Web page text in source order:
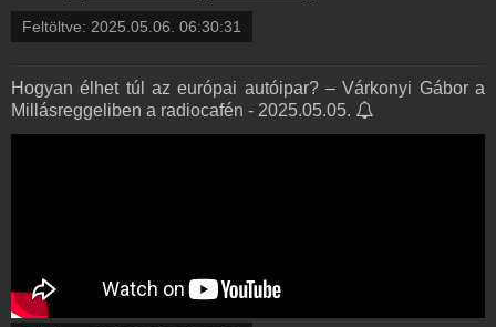
Feltöltve: 2025.05.06. 06:30:31
Hogyan élhet túl az európai autóipar? – Várkonyi Gábor a
Millásreggeliben a radiocafén - 2025.05.05.